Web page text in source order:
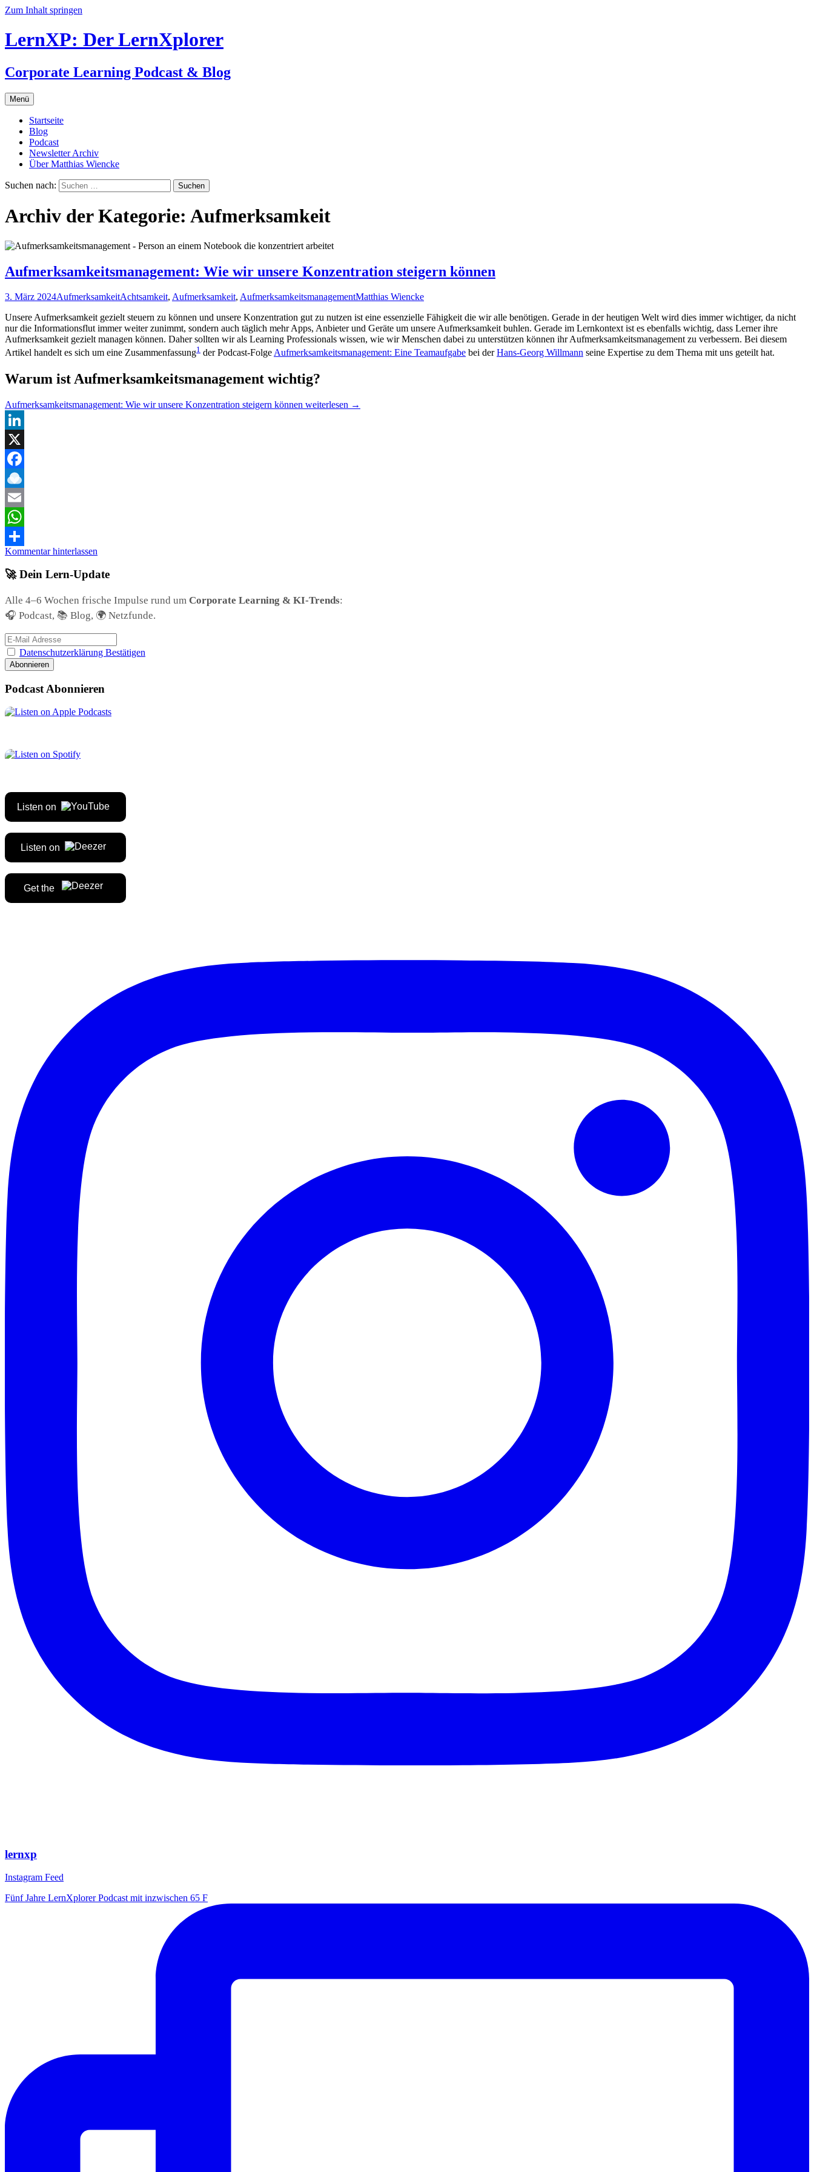
Zum Inhalt springen
LernXP: Der LernXplorer
Corporate Learning Podcast & Blog
Menü
Startseite
Blog
Podcast
Newsletter Archiv
Über Matthias Wiencke
Suchen nach:
Archiv der Kategorie: Aufmerksamkeit
Aufmerksamkeitsmanagement: Wie wir unsere Konzentration steigern können
3. März 2024AufmerksamkeitAchtsamkeit, Aufmerksamkeit, AufmerksamkeitsmanagementMatthias Wiencke
Unsere Aufmerksamkeit gezielt steuern zu können und unsere Konzentration gut zu nutzen ist eine essenzielle Fähigkeit die wir alle benötigen. Gerade in der heutigen Welt wird dies immer wichtiger, da nicht
nur die Informationsflut immer weiter zunimmt, sondern auch täglich mehr Apps, Anbieter und Geräte um unsere Aufmerksamkeit buhlen. Gerade im Lernkontext ist es ebenfalls wichtig, dass Lerner ihre
Aufmerksamkeit gezielt managen können. Daher sollten wir als Learning Professionals wissen, wie wir Menschen dabei zu unterstützen können ihr Aufmerksamkeitsmanagement zu verbessern. Bei diesem
Artikel handelt es sich um eine Zusammenfassung1 der Podcast-FolgeAufmerksamkeitsmanagement: Eine Teamaufgabe bei derHans-Georg Willmann seine Expertise zu dem Thema mit uns geteilt hat.
Warum ist Aufmerksamkeitsmanagement wichtig?
Aufmerksamkeitsmanagement: Wie wir unsere Konzentration steigern können weiterlesen →
LinkedIn
X
Facebook
Raindrop.io
Email
WhatsApp
Teilen
Kommentar hinterlassen
🚀 Dein Lern-Update
Alle 4–6 Wochen frische Impulse rund um Corporate Learning & KI-Trends:
🎧 Podcast, 📚 Blog, 🌍 Netzfunde.
Datenschutzerklärung Bestätigen
Podcast Abonnieren
Listen on
Listen on
Get the
lernxp
Instagram Feed
Fünf Jahre LernXplorer Podcast mit inzwischen 65 F